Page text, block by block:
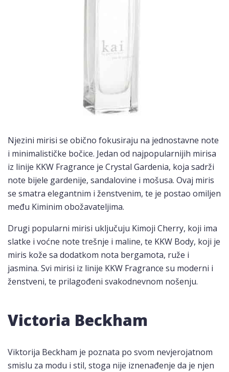
Njezini mirisi se obično fokusiraju na jednostavne note
i minimalističke bočice. Jedan od najpopularnijih mirisa
iz linije KKW Fragrance je Crystal Gardenia, koja sadrži
note bijele gardenije, sandalovine i mošusa. Ovaj miris
se smatra elegantnim i ženstvenim, te je postao omiljen
među Kiminim obožavateljima.
Drugi popularni mirisi uključuju Kimoji Cherry, koji ima
slatke i voćne note trešnje i maline, te KKW Body, koji je
miris kože sa dodatkom nota bergamota, ruže i
jasmina. Svi mirisi iz linije KKW Fragrance su moderni i
ženstveni, te prilagođeni svakodnevnom nošenju.
Victoria Beckham
Viktorija Beckham je poznata po svom nevjerojatnom
smislu za modu i stil, stoga nije iznenađenje da je njen